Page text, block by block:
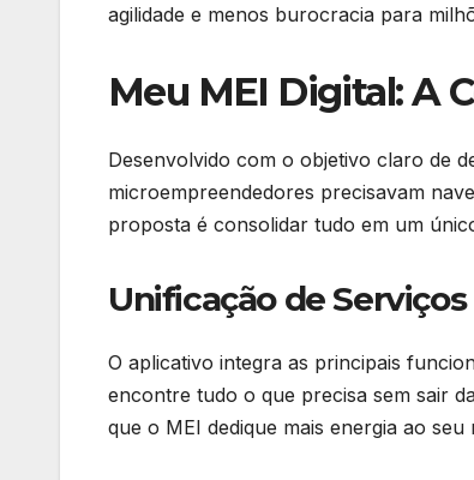
agilidade e menos burocracia para
Meu MEI Digital: A
Desenvolvido com o objetivo claro de
microempreendedores precisavam
proposta é consolidar tudo em um
Unificação de
O aplicativo integra as principais
encontre tudo o que precisa sem sair
que o MEI dedique mais energia ao